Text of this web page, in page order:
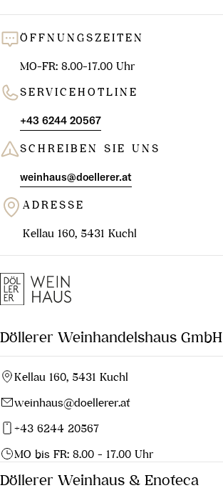
ÖFFNUNGSZEITEN
MO-FR: 8.00-17.00 Uhr
SERVICEHOTLINE
+43 6244 20567
SCHREIBEN SIE UNS
weinhaus@doellerer.at
ADRESSE
Kellau 160, 5431 Kuchl
Döllerer Weinhandelshaus GmbH
Kellau 160, 5431 Kuchl
weinhaus@doellerer.at
+43 6244 20567
MO bis FR: 8.00 - 17.00 Uhr
Döllerer Weinhaus & Enoteca